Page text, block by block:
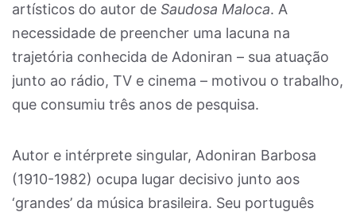
artísticos do autor de Saudosa Maloca. A
necessidade de preencher uma lacuna na
trajetória conhecida de Adoniran – sua atuação
junto ao rádio, TV e cinema – motivou o trabalho,
que consumiu três anos de pesquisa.
Autor e intérprete singular, Adoniran Barbosa
(1910-1982) ocupa lugar decisivo junto aos
‘grandes’ da música brasileira. Seu português